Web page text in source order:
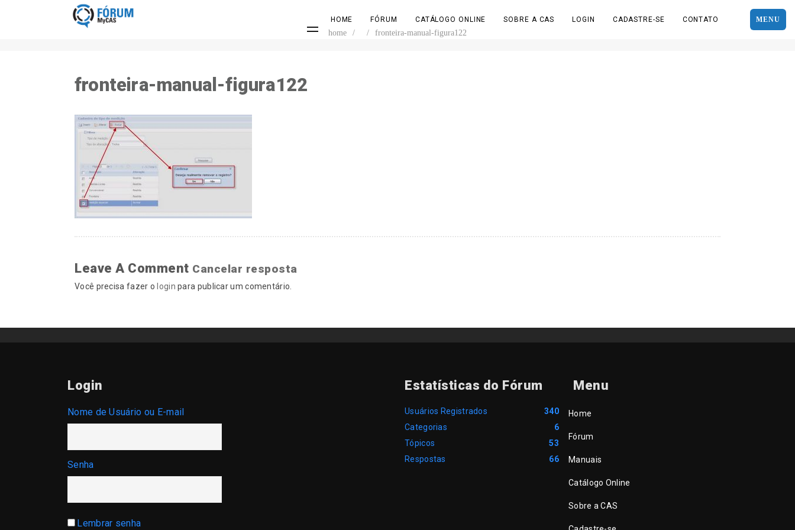
MENU
HOME FÓRUM CATÁLOGO ONLINE SOBRE A CAS LOGIN CADASTRE-SE CONTATO
home / / fronteira-manual-figura122
fronteira-manual-figura122
Leave A Comment Cancelar resposta
Você precisa fazer o login para publicar um comentário.
Login
Nome de Usuário ou E-mail
Senha
Lembrar senha
Estatísticas do Fórum
Usuários Registrados
340
Categorias
6
Tópicos
53
Respostas
66
Menu
Home
Fórum
Manuais
Catálogo Online
Sobre a CAS